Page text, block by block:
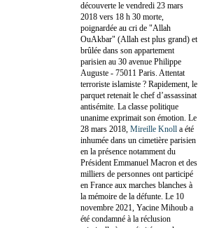
découverte le vendredi 23 mars
2018 vers 18 h 30 morte,
poignardée au cri de "Allah
OuAkbar" (Allah est plus grand) et
brûlée dans son appartement
parisien au 30 avenue Philippe
Auguste - 75011 Paris. Attentat
terroriste islamiste ? Rapidement, le
parquet retenait le chef d’assassinat
antisémite. La classe politique
unanime exprimait son émotion. Le
28 mars 2018, Mireille Knoll a été
inhumée dans un cimetière parisien
en la présence notamment du
Président Emmanuel Macron et des
milliers de personnes ont participé
en France aux marches blanches à
la mémoire de la défunte. Le 10
novembre 2021, Yacine Mihoub a
été condamné à la réclusion